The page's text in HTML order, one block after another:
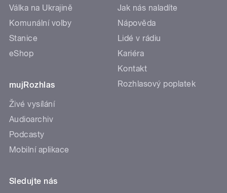
Válka na Ukrajině
Komunální volby
Stanice
eShop
mujRozhlas
Živé vysílání
Audioarchiv
Podcasty
Mobilní aplikace
Jak nás naladíte
Nápověda
Lidé v rádiu
Kariéra
Kontakt
Rozhlasový poplatek
Sledujte nás